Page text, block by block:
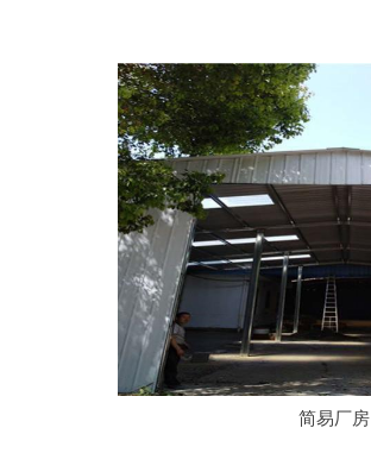
简易厂房